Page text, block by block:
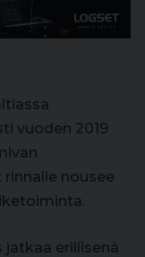
vuoden 2019
nousee
jatkaa erillisenä